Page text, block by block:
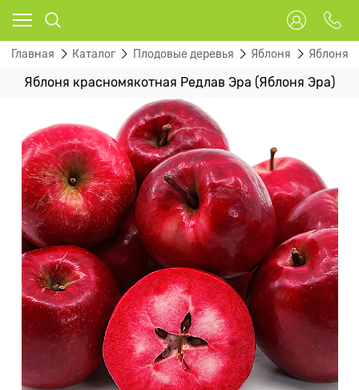
Главная Каталог Плодовые деревья Яблоня Яблоня
Яблоня красномякотная Редлав Эра (Яблоня Эра)